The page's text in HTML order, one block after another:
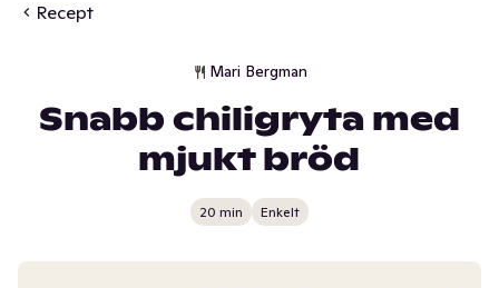
Recept
Mari Bergman
Snabb chiligryta med
mjukt bröd
20 min Enkelt